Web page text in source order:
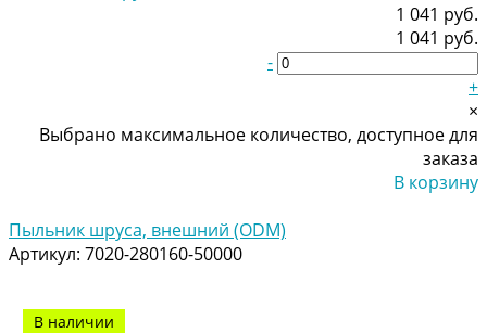
1 041 руб.
1 041 руб.
-
+
×
Выбрано максимальное количество, доступное для
заказа
В корзину
Пыльник шруса, внешний (ODM)
Артикул: 7020-280160-50000
В наличии